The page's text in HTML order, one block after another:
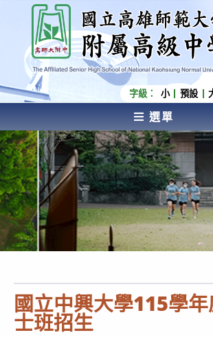
內
容
國立高雄師範大學附屬高級中學 Affiliated
High School of National Kaohsiung
University
字級： 小 預設
選單
AFFILIATED SENIOR HIGH SCHOOL
KAOHSIUNG NORMAL
國立中興大學115學
士班招生